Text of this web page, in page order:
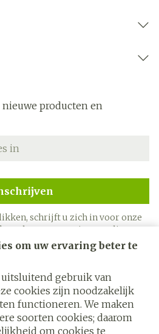
om uw ervaring beter te
gebruik van
cookies zijn noodzakelijk
functioneren. We maken
soorten cookies; daarom
om cookies te
producten en
schrijft u zich in voor onze
met onzeprivacy policy.